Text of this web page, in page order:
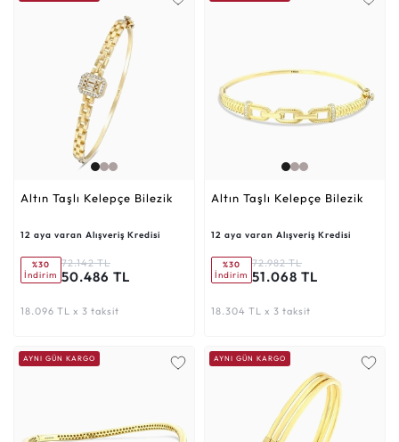
Altın Taşlı Kelepçe Bilezik
12 aya varan Alışveriş Kredisi
%30
İndirim
72.142 TL
50.486 TL
18.096 TL x 3 taksit
Altın Taşlı Kelepçe Bilezik
12 aya varan Alışveriş Kredisi
%30
İndirim
72.982 TL
51.068 TL
18.304 TL x 3 taksit
AYNI GÜN KARGO AYNI GÜN KARGO